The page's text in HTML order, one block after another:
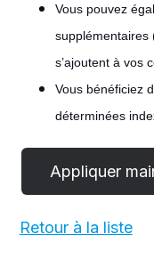
Vous pouvez
supplémentaires
s’ajoutent à vos
Vous bénéficiez
déterminées
Retour à la liste